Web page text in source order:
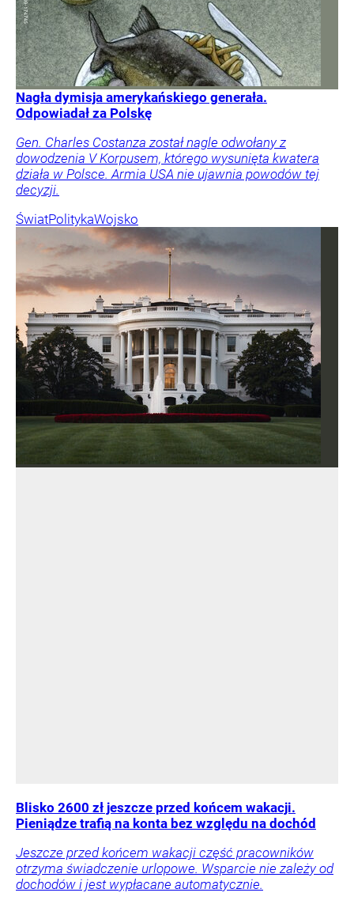
Nagła dymisja amerykańskiego generała.
Odpowiadał za Polskę
Gen. Charles Costanza został nagle odwołany z
dowodzenia V Korpusem, którego wysunięta kwatera
działa w Polsce. Armia USA nie ujawnia powodów tej
decyzji.
ŚwiatPolitykaWojsko
Blisko 2600 zł jeszcze przed końcem wakacji.
Pieniądze trafią na konta bez względu na dochód
Jeszcze przed końcem wakacji część pracowników
otrzyma świadczenie urlopowe. Wsparcie nie zależy od
dochodów i jest wypłacane automatycznie.